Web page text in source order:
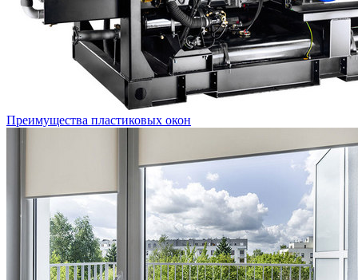
Преимущества пластиковых окон